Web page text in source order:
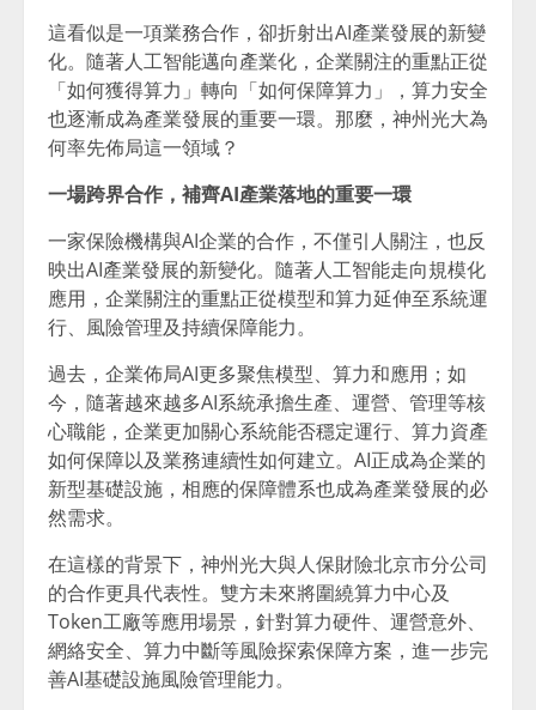
這看似是一項業務合作，卻折射出AI產業發展的新變
化。隨著人工智能邁向產業化，企業關注的重點正從
「如何獲得算力」轉向「如何保障算力」，算力安全
也逐漸成為產業發展的重要一環。那麼，神州光大為
何率先佈局這一領域？
一場跨界合作，補齊AI產業落地的重要一環
一家保險機構與AI企業的合作，不僅引人關注，也反
映出AI產業發展的新變化。隨著人工智能走向規模化
應用，企業關注的重點正從模型和算力延伸至系統運
行、風險管理及持續保障能力。
過去，企業佈局AI更多聚焦模型、算力和應用；如
今，隨著越來越多AI系統承擔生產、運營、管理等核
心職能，企業更加關心系統能否穩定運行、算力資產
如何保障以及業務連續性如何建立。AI正成為企業的
新型基礎設施，相應的保障體系也成為產業發展的必
然需求。
在這樣的背景下，神州光大與人保財險北京市分公司
的合作更具代表性。雙方未來將圍繞算力中心及
Token工廠等應用場景，針對算力硬件、運營意外、
網絡安全、算力中斷等風險探索保障方案，進一步完
善AI基礎設施風險管理能力。